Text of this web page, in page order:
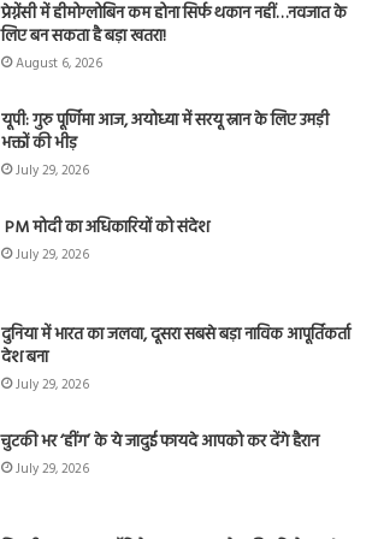
प्रेग्नेंसी में हीमोग्लोबिन कम होना सिर्फ थकान नहीं…नवजात के
लिए बन सकता है बड़ा खतरा!
August 6, 2026
यूपी: गुरु पूर्णिमा आज, अयोध्या में सरयू स्नान के लिए उमड़ी
भक्तों की भीड़
July 29, 2026
PM मोदी का अधिकारियों को संदेश
July 29, 2026
दुनिया में भारत का जलवा, दूसरा सबसे बड़ा नाविक आपूर्तिकर्ता
देश बना
July 29, 2026
चुटकी भर ‘हींग’ के ये जादुई फायदे आपको कर देंगे हैरान
July 29, 2026